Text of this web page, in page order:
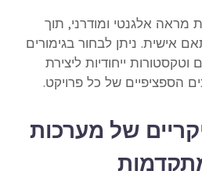
מראה אלגנטי ומודרני, תוך
אישית. ניתן לבחור בגימורים
וטקסטורות ייחודיות ליצירת
הספציפיים של כל פרויקט.
של מערכות